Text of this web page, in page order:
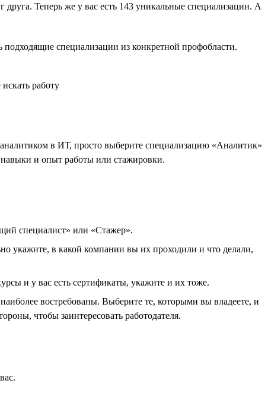
Теперь же у вас есть 143 уникальные специализации. А
специализации из конкретной профобласти.
в ИТ, просто выберите специализацию «Аналитик»
и опыт работы или стажировки.
специалист» или «Стажер».
укажите, в какой компании вы их проходили и что делали,
и у вас есть сертификаты, укажите и их тоже.
востребованы. Выберите те, которыми вы владеете, и
чтобы заинтересовать работодателя.